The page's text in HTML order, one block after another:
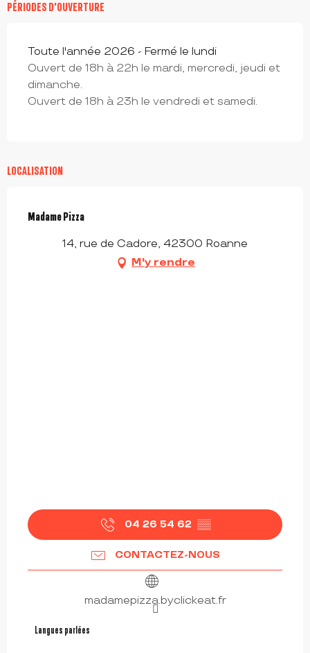
PÉRIODES D'OUVERTURE
Toute l'année 2026 - Fermé le lundi
Ouvert de 18h à 22h le mardi, mercredi, jeudi et
dimanche.
Ouvert de 18h à 23h le vendredi et samedi.
LOCALISATION
Madame Pizza
14, rue de Cadore, 42300 Roanne
M'y rendre
04 26 54 62 ▒▒
CONTACTEZ-NOUS
madamepizza.byclickeat.fr
Langues parlées
Langues parlées